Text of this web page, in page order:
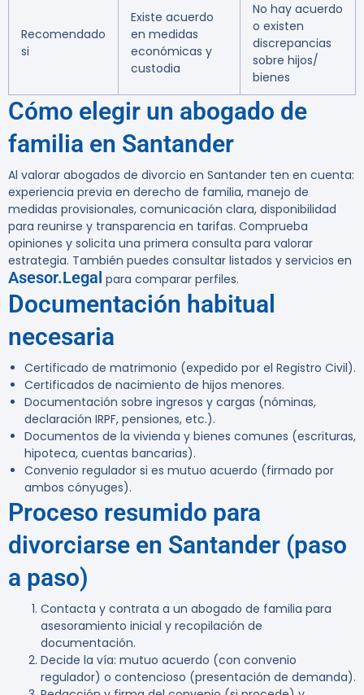
Recomendado
si
Existe acuerdo
en medidas
económicas y
custodia
No hay acuerdo
o existen
discrepancias
sobre hijos/
bienes
Cómo elegir un abogado de
familia en Santander
Al valorar abogados de divorcio en Santander ten en cuenta:
experiencia previa en derecho de familia, manejo de
medidas provisionales, comunicación clara, disponibilidad
para reunirse y transparencia en tarifas. Comprueba
opiniones y solicita una primera consulta para valorar
estrategia. También puedes consultar listados y servicios en
Asesor.Legal para comparar perfiles.
Documentación habitual
necesaria
Certificado de matrimonio (expedido por el Registro Civil).
Certificados de nacimiento de hijos menores.
Documentación sobre ingresos y cargas (nóminas,
declaración IRPF, pensiones, etc.).
Documentos de la vivienda y bienes comunes (escrituras,
hipoteca, cuentas bancarias).
Convenio regulador si es mutuo acuerdo (firmado por
ambos cónyuges).
Proceso resumido para
divorciarse en Santander (paso
a paso)
Contacta y contrata a un abogado de familia para
asesoramiento inicial y recopilación de
documentación.
Decide la vía: mutuo acuerdo (con convenio
regulador) o contencioso (presentación de demanda).